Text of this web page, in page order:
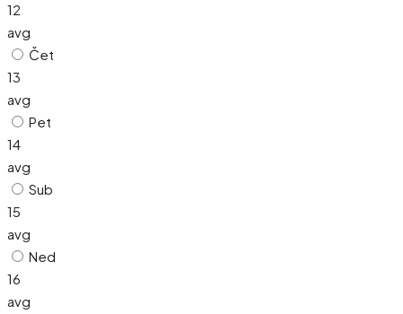
12
avg
Čet
13
avg
Pet
14
avg
Sub
15
avg
Ned
16
avg